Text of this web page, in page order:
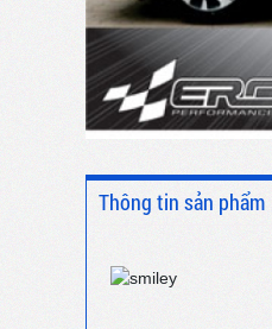
Thông tin sản phẩm